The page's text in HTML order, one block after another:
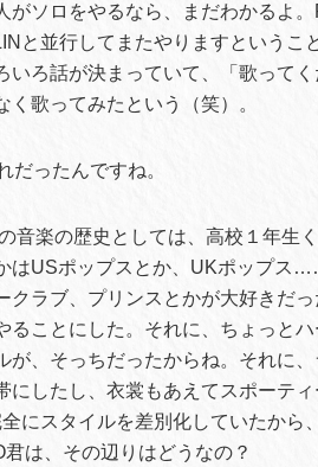
がソロをやるなら、まだわかるよ
と並行してまたやりますというこ
いろ話が決まっていて、「歌って
く歌ってみたという（笑）。
だったんですね。
音楽の歴史としては、高校１年生
はUSポップスとか、UKポップス
クラブ、プリンスとかが大好きだ
ることにした。それに、ちょっと
が、そっちだったからね。それに
にしたし、衣裳もあえてスポーテ
にスタイルを差別化していたから
は、その辺りはどうなの？